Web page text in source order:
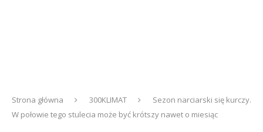
Strona główna 300KLIMAT
Sezon narciarski się kurczy.
W połowie tego stulecia może być krótszy nawet o miesiąc